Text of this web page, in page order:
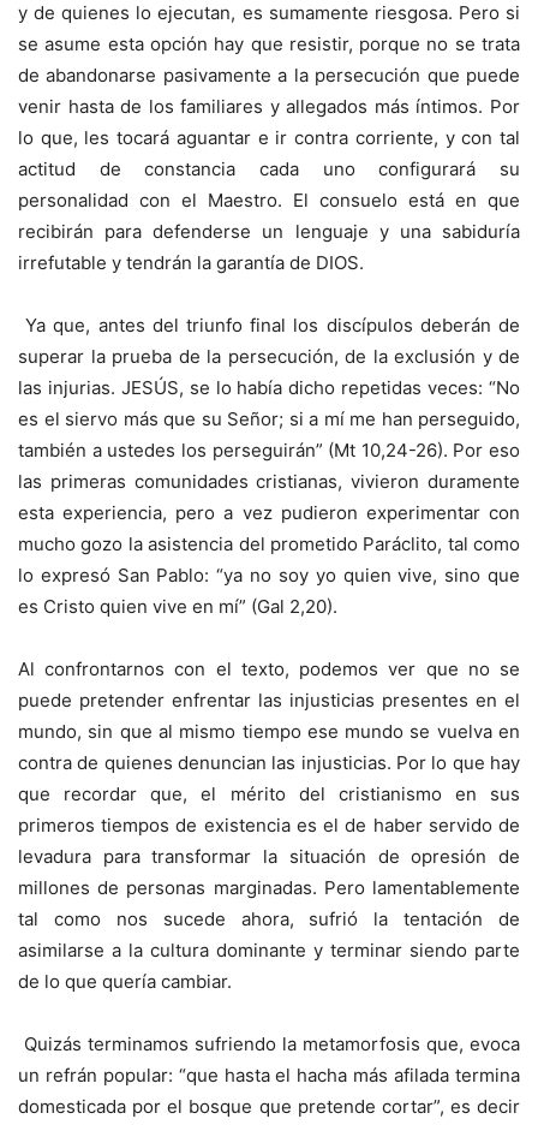
y de quienes lo ejecutan, es sumamente riesgosa. Pero si
se asume esta opción hay que resistir, porque no se trata
de abandonarse pasivamente a la persecución que puede
venir hasta de los familiares y allegados más íntimos. Por
lo que, les tocará aguantar e ir contra corriente, y con tal
actitud de constancia cada uno configurará su
personalidad con el Maestro. El consuelo está en que
recibirán para defenderse un lenguaje y una sabiduría
irrefutable y tendrán la garantía de DIOS.
Ya que, antes del triunfo final los discípulos deberán de
superar la prueba de la persecución, de la exclusión y de
las injurias. JESÚS, se lo había dicho repetidas veces: “No
es el siervo más que su Señor; si a mí me han perseguido,
también a ustedes los perseguirán” (Mt 10,24-26). Por eso
las primeras comunidades cristianas, vivieron duramente
esta experiencia, pero a vez pudieron experimentar con
mucho gozo la asistencia del prometido Paráclito, tal como
lo expresó San Pablo: “ya no soy yo quien vive, sino que
es Cristo quien vive en mí” (Gal 2,20).
Al confrontarnos con el texto, podemos ver que no se
puede pretender enfrentar las injusticias presentes en el
mundo, sin que al mismo tiempo ese mundo se vuelva en
contra de quienes denuncian las injusticias. Por lo que hay
que recordar que, el mérito del cristianismo en sus
primeros tiempos de existencia es el de haber servido de
levadura para transformar la situación de opresión de
millones de personas marginadas. Pero lamentablemente
tal como nos sucede ahora, sufrió la tentación de
asimilarse a la cultura dominante y terminar siendo parte
de lo que quería cambiar.
Quizás terminamos sufriendo la metamorfosis que, evoca
un refrán popular: “que hasta el hacha más afilada termina
domesticada por el bosque que pretende cortar”, es decir